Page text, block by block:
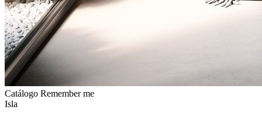
Catálogo Remember me
Isla